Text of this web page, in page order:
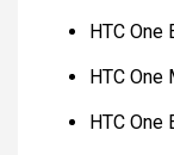
HTC One
HTC One
HTC One